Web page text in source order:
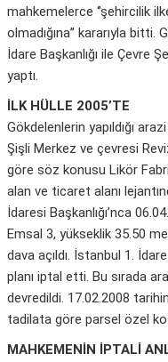
mahkemelerce ‘’şehircilik
olmadığına’’ kararıyla
İdare Başkanlığı ile Çevre
yaptı.
İLK HÜLLE 2005’TE
Gökdelenlerin yapıldığı
Şişli Merkez ve çevresi
göre söz konusu Likör
alan ve ticaret alanı
İdaresi Başkanlığı’nca
Emsal 3, yükseklik 35.50
dava açıldı. İstanbul 1.
planı iptal etti. Bu sırada
devredildi. 17.02.2008
tadilata göre parsel özel
MAHKEMENİN İPTALİ